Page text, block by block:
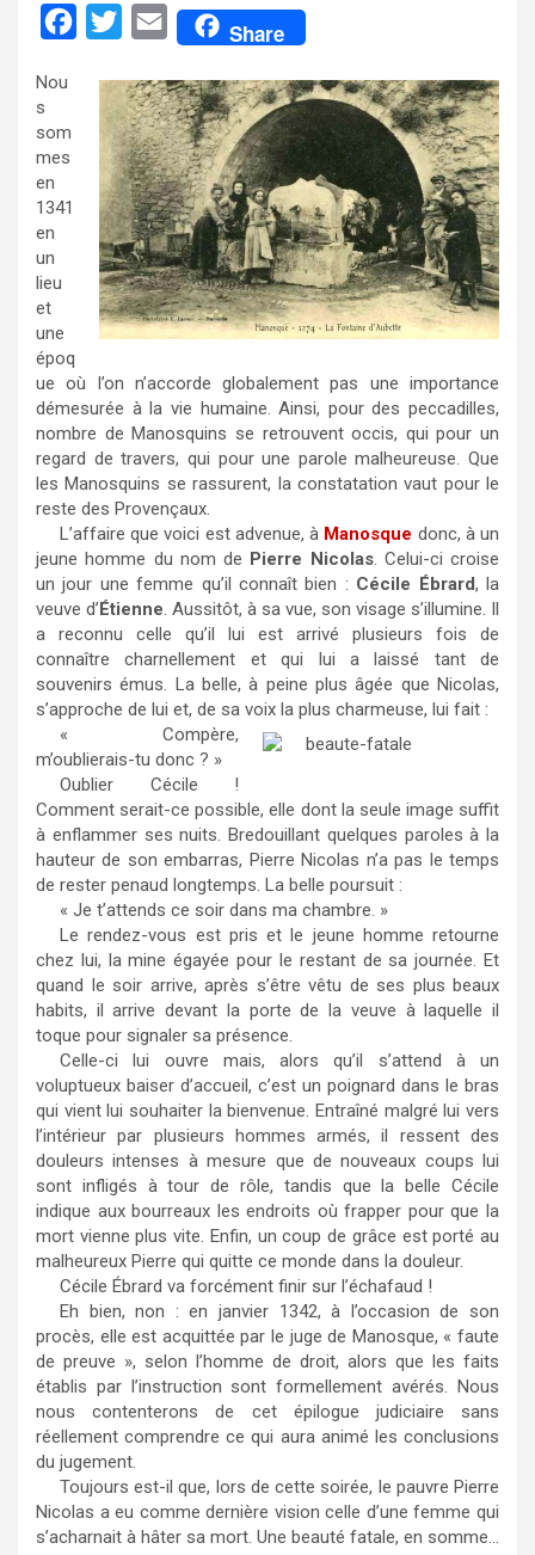
i
t
t
e
r
E
a
i
l
Share
Nou
s
som
mes
en
1341
en
un
lieu
et
une
époq
ue où l’on n’accorde globalement pas une im­por­tance
démesurée à la vie humaine. Ainsi, pour des peccadilles,
nombre de Manosquins se re­trouvent occis, qui pour un
regard de travers, qui pour une parole malheureuse. Que
les Manos­quins se rassurent, la constatation vaut pour le
reste des Provençaux.
L’affaire que voici est advenue, à Manosque donc, à un
jeune homme du nom de Pierre Nicolas. Celui-ci croise
un jour une femme qu’il connaît bien : Cécile Ébrard, la
veuve d’Étienne. Aussitôt, à sa vue, son visage s’illumine. Il
a reconnu celle qu’il lui est arrivé plusieurs fois de
connaître charnellement et qui lui a laissé tant de
souvenirs émus. La belle, à peine plus âgée que Nicolas,
s’approche de lui et, de sa voix la plus charmeuse, lui fait :
« Compère,
m’oublierais-tu donc ? »
Oublier Cécile !
Comment serait-ce possible, elle dont la seule image suffit
à enflammer ses nuits. Bredouillant quelques paroles à la
hauteur de son embarras, Pierre Nicolas n’a pas le temps
de rester penaud longtemps. La belle poursuit :
« Je t’attends ce soir dans ma chambre. »
Le rendez-vous est pris et le jeune homme retourne
chez lui, la mine égayée pour le restant de sa journée. Et
quand le soir arrive, après s’être vêtu de ses plus beaux
habits, il arrive devant la porte de la veuve à laquelle il
toque pour signaler sa présence.
Celle-ci lui ouvre mais, alors qu’il s’attend à un
voluptueux baiser d’accueil, c’est un poignard dans le bras
qui vient lui souhaiter la bienvenue. Entraîné malgré lui vers
l’intérieur par plusieurs hommes armés, il ressent des
douleurs intenses à mesure que de nouveaux coups lui
sont infligés à tour de rôle, tandis que la belle Cécile
indique aux bourreaux les endroits où frapper pour que la
mort vienne plus vite. Enfin, un coup de grâce est porté au
malheureux Pierre qui quitte ce monde dans la douleur.
Cécile Ébrard va forcément finir sur l’échafaud !
Eh bien, non : en janvier 1342, à l’occasion de son
procès, elle est acquittée par le juge de Manosque, « faute
de preuve », selon l’homme de droit, alors que les faits
établis par l’instruction sont formellement avérés. Nous
nous contenterons de cet épilogue judiciaire sans
réellement comprendre ce qui aura animé les conclusions
du jugement.
Toujours est-il que, lors de cette soirée, le pauvre Pierre
Nicolas a eu comme dernière vision celle d’une femme qui
s’acharnait à hâter sa mort. Une beauté fatale, en somme…